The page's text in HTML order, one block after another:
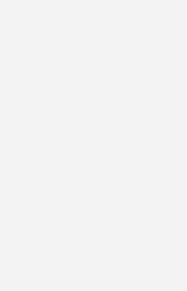
gedrückt haben. Hier sank
Euro.
dem Laufenden bleiben?
Newsletter von
verbandsunabhängigen
Deutschland!
Rückgang zu verzeichnen,
nach
die Anbieter nur ein
Die Umsätze sanken von
um gut 26 Prozent.